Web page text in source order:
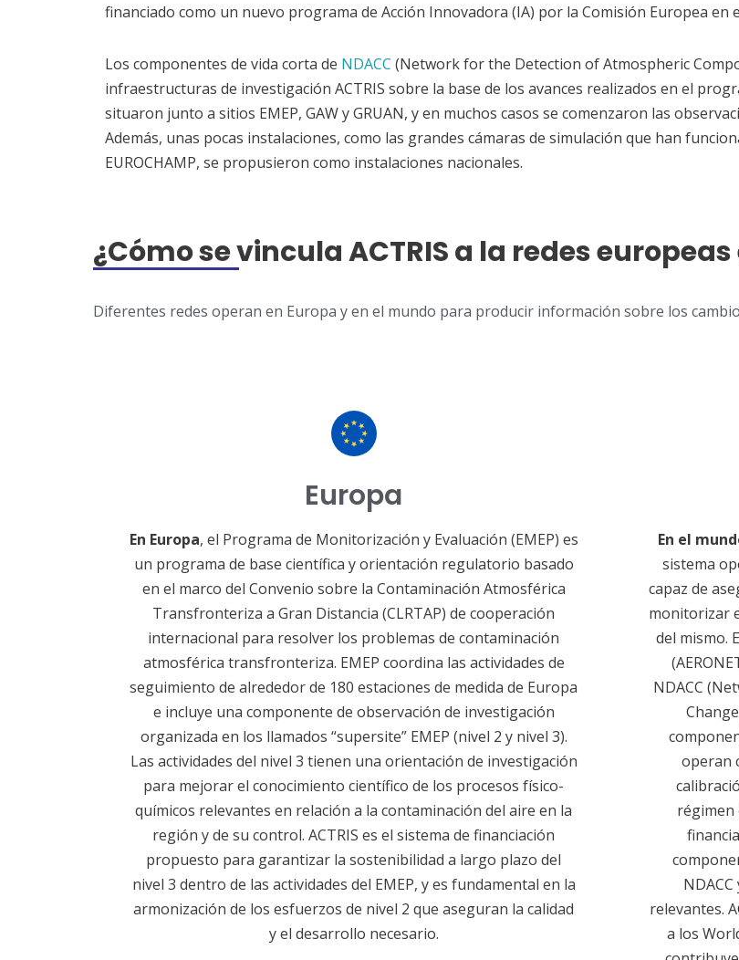
financiado como un nuevo programa de Acción Innovadora (IA) por la Comisión Europea en
Los componentes de vida corta de NDACC (Network for the Detection of Atmospheric
infraestructuras de investigación ACTRIS sobre la base de los avances realizados en el
situaron junto a sitios EMEP, GAW y GRUAN, y en muchos casos se comenzaron las
Además, unas pocas instalaciones, como las grandes cámaras de simulación que han
EUROCHAMP, se propusieron como instalaciones nacionales.
¿Cómo se vincula ACTRIS a la redes
Diferentes redes operan en Europa y en el mundo para producir información sobre los
Europa
En Europa, el Programa de Monitorización y Evaluación (EMEP) es
un programa de base científica y orientación regulatorio basado
en el marco del Convenio sobre la Contaminación Atmosférica
Transfronteriza a Gran Distancia (CLRTAP) de cooperación
internacional para resolver los problemas de contaminación
atmosférica transfronteriza. EMEP coordina las actividades de
seguimiento de alrededor de 180 estaciones de medida de Europa
e incluye una componente de observación de investigación
organizada en los llamados “supersite” EMEP (nivel 2 y nivel 3).
Las actividades del nivel 3 tienen una orientación de investigación
para mejorar el conocimiento científico de los procesos físico-
químicos relevantes en relación a la contaminación del aire en la
región y de su control. ACTRIS es el sistema de financiación
propuesto para garantizar la sostenibilidad a largo plazo del
nivel 3 dentro de las actividades del EMEP, y es fundamental en la
armonización de los esfuerzos de nivel 2 que aseguran la calidad
y el desarrollo necesario.
En el
sistema
capaz de
monitorizar
del mismo.
NDACC
operan
régimen
relevantes.
a los